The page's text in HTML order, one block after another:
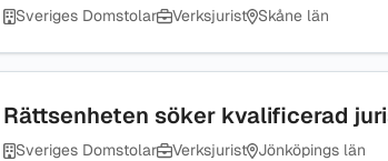
Sveriges Domstolar Verksjurist Skåne län
Rättsenheten söker kvalificerad
Sveriges Domstolar Verksjurist Jönköpings län